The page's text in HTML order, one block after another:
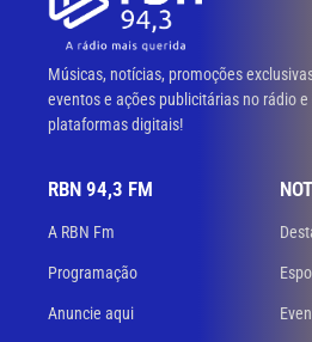
Músicas, notícias, promoções
eventos e ações publicitárias no rádio
plataformas digitais!
RBN 94,3 FM
A RBN Fm
Programação
Anuncie aqui